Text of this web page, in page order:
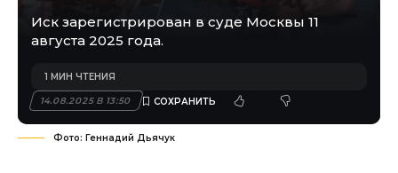
Иск зарегистрирован в суде Москвы 11
августа 2025 года.
14.08.2025 В 13:50
1 МИН ЧТЕНИЯ
Фото: Геннадий Дьячук